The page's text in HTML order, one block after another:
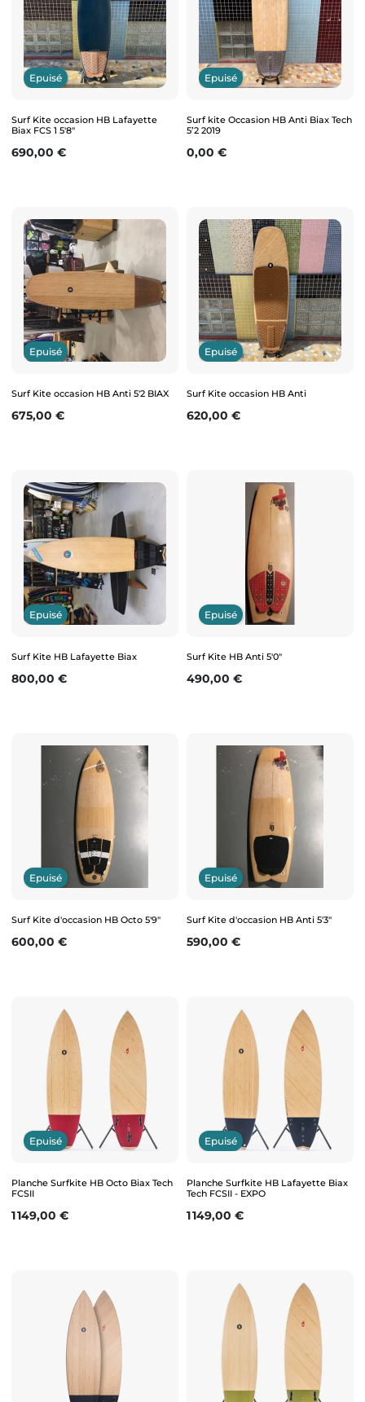
Epuisé
Surf Kite occasion HB Lafayette
Biax FCS 1 5'8"
Prix
690,00 €
Epuisé
Surf kite Occasion HB Anti Biax Tech
5’2 2019
Prix
0,00 €
Epuisé
Surf Kite occasion HB Anti 5'2 BIAX
Prix
675,00 €
Epuisé
Surf Kite occasion HB Anti
Prix
620,00 €
Epuisé
Surf Kite HB Lafayette Biax
Prix
800,00 €
Epuisé
Surf Kite HB Anti 5'0"
Prix
490,00 €
Epuisé
Surf Kite d'occasion HB Octo 5'9"
Prix
600,00 €
Epuisé
Surf Kite d'occasion HB Anti 5'3"
Prix
590,00 €
Epuisé
Planche Surfkite HB Octo Biax Tech
FCSII
Prix
1 149,00 €
Epuisé
Planche Surfkite HB Lafayette Biax
Tech FCSII - EXPO
Prix
1 149,00 €